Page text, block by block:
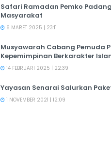
Safari Ramadan Pemko
Masyarakat
6 MARET 2025 | 23:11
Musyawarah Cabang Pemuda
Kepemimpinan Berkarakter
14 FEBRUARI 2025 | 22:39
Yayasan Senarai Salurkan
1 NOVEMBER 2021 | 12:09